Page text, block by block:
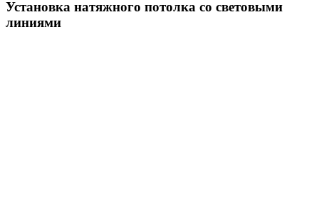
Установка натяжного потолка со световыми
линиями